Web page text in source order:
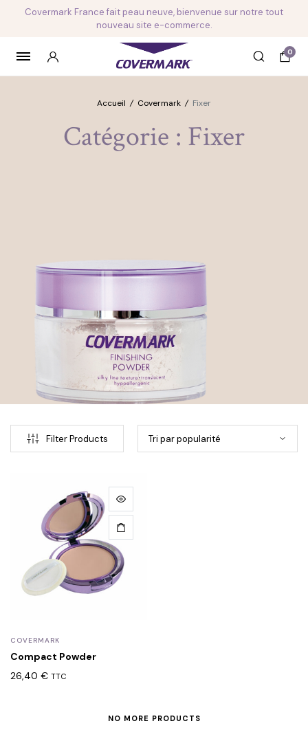
Covermark France fait peau neuve, bienvenue sur notre tout
nouveau site e-commerce.
0
Accueil / Covermark / Fixer
Catégorie : Fixer
Filter Products
COVERMARK
Compact Powder
26,40 € TTC
NO MORE PRODUCTS